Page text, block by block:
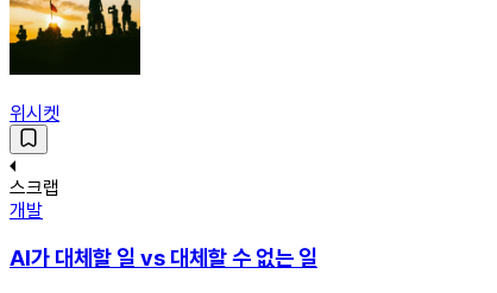
위시켓
스크랩
개발
AI가 대체할 일 vs 대체할 수 없는 일